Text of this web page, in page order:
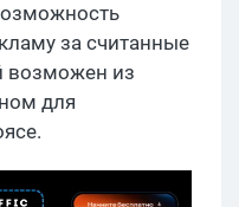
за считанные
возможен из
для